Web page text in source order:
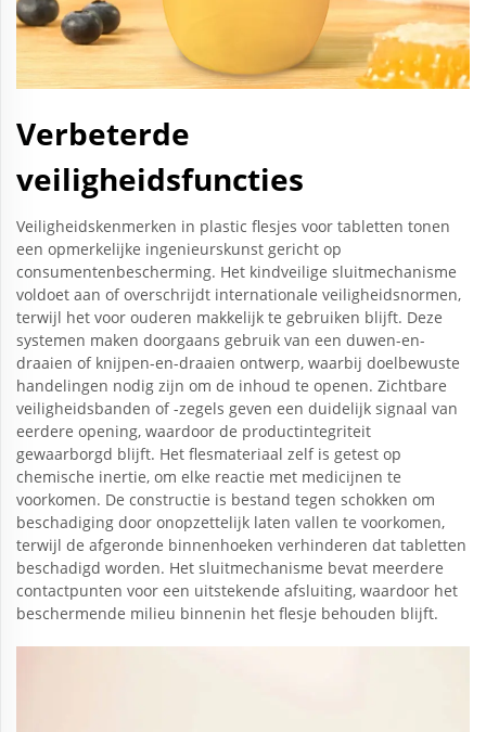
Verbeterde
veiligheidsfuncties
Veiligheidskenmerken in plastic flesjes voor tabletten tonen
een opmerkelijke ingenieurskunst gericht op
consumentenbescherming. Het kindveilige sluitmechanisme
voldoet aan of overschrijdt internationale veiligheidsnormen,
terwijl het voor ouderen makkelijk te gebruiken blijft. Deze
systemen maken doorgaans gebruik van een duwen-en-
draaien of knijpen-en-draaien ontwerp, waarbij doelbewuste
handelingen nodig zijn om de inhoud te openen. Zichtbare
veiligheidsbanden of -zegels geven een duidelijk signaal van
eerdere opening, waardoor de productintegriteit
gewaarborgd blijft. Het flesmateriaal zelf is getest op
chemische inertie, om elke reactie met medicijnen te
voorkomen. De constructie is bestand tegen schokken om
beschadiging door onopzettelijk laten vallen te voorkomen,
terwijl de afgeronde binnenhoeken verhinderen dat tabletten
beschadigd worden. Het sluitmechanisme bevat meerdere
contactpunten voor een uitstekende afsluiting, waardoor het
beschermende milieu binnenin het flesje behouden blijft.